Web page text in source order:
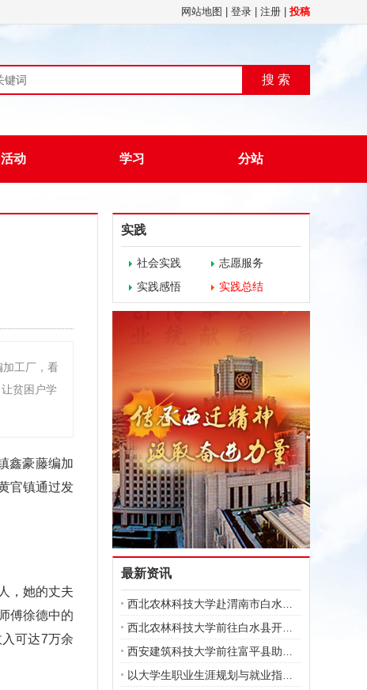
网站地图 登录 注册 投稿
搜 索
活动 学习 分站
工厂，看
贫困户学
鑫豪藤编加
官镇通过发
，她的丈夫
傅徐德中的
可达7万余
实践
社会实践
志愿服务
实践感悟
实践总结
最新资讯
西北农林科技大学赴渭南市白水县农业补
西北农林科技大学前往白水县开展实践调
西安建筑科技大学前往富平县助力乡村振
以大学生职业生涯规划与就业指导课程思